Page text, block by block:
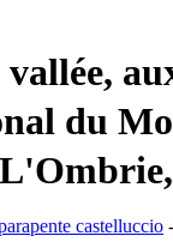
du
castelluccio -